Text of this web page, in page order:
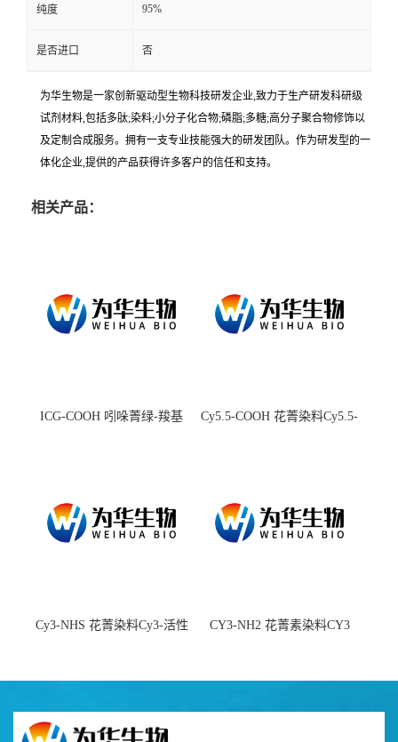
纯度 95%
是否进口 否
为华生物是一家创新驱动型生物科技研发企业,致力于生产研发科研级
试剂材料,包括多肽;染料;小分子化合物;磷脂;多糖;高分子聚合物修饰以
及定制合成服务。拥有一支专业技能强大的研发团队。作为研发型的一
体化企业,提供的产品获得许多客户的信任和支持。
相关产品：
ICG-COOH 吲哚菁绿-羧基
Cy5.5-COOH 花菁染料Cy5.5-
Cy3-NHS 花菁染料Cy3-活性
CY3-NH2 花菁素染料CY3